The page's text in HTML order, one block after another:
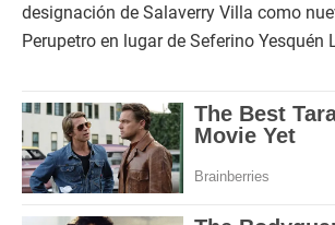
designación de Salaverry Villa como
Perupetro en lugar de Seferino Yesquén